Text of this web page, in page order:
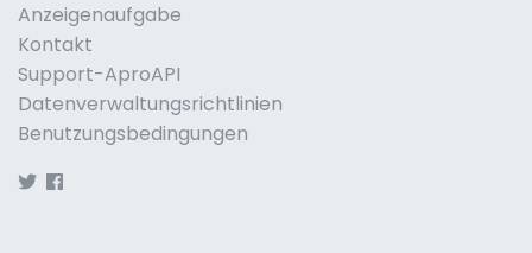
Anzeigenaufgabe
Kontakt
Support-AproAPI
Datenverwaltungsrichtlinien
Benutzungsbedingungen